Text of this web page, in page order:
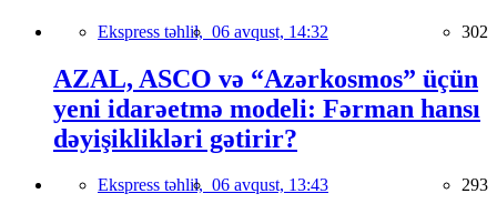
Ekspress təhlil, 06 avqust, 14:32 302
AZAL, ASCO və “Azərkosmos” üçün
yeni idarəetmə modeli: Fərman hansı
dəyişiklikləri gətirir?
Ekspress təhlil, 06 avqust, 13:43 293